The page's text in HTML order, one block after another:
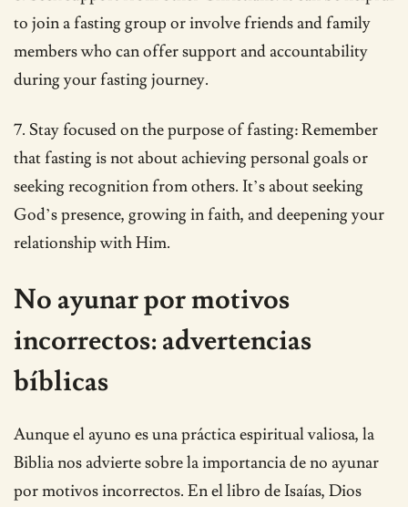
to join a fasting group or involve friends and family
members who can offer support and accountability
during your fasting journey.
7. Stay focused on the purpose of fasting: Remember
that fasting is not about achieving personal goals or
seeking recognition from others. It’s about seeking
God’s presence, growing in faith, and deepening your
relationship with Him.
No ayunar por motivos
incorrectos: advertencias
bíblicas
Aunque el ayuno es una práctica espiritual valiosa, la
Biblia nos advierte sobre la importancia de no ayunar
por motivos incorrectos. En el libro de Isaías, Dios